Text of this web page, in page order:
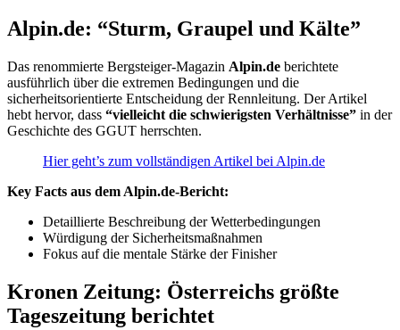
Alpin.de: “Sturm, Graupel und Kälte”
Das renommierte Bergsteiger-Magazin Alpin.de berichtete
ausführlich über die extremen Bedingungen und die
sicherheitsorientierte Entscheidung der Rennleitung. Der Artikel
hebt hervor, dass “vielleicht die schwierigsten Verhältnisse” in der
Geschichte des GGUT herrschten.
Hier geht’s zum vollständigen Artikel bei Alpin.de
Key Facts aus dem Alpin.de-Bericht:
Detaillierte Beschreibung der Wetterbedingungen
Würdigung der Sicherheitsmaßnahmen
Fokus auf die mentale Stärke der Finisher
Kronen Zeitung: Österreichs größte
Tageszeitung berichtet